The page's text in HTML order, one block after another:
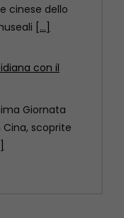
scoprite
le risaie
terrazzate
provincia